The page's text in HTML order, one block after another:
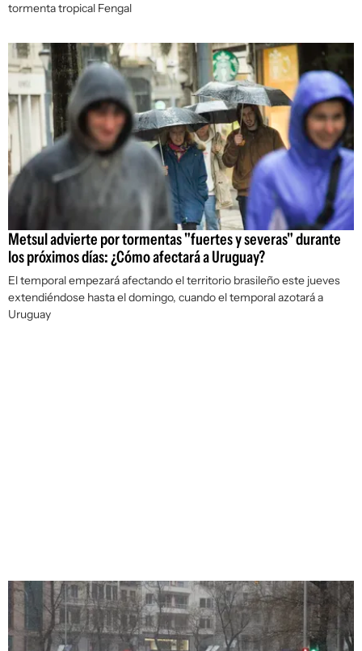
tormenta tropical Fengal
Metsul advierte por tormentas "fuertes y severas" durante
los próximos días: ¿Cómo afectará a Uruguay?
El temporal empezará afectando el territorio brasileño este jueves
extendiéndose hasta el domingo, cuando el temporal azotará a
Uruguay